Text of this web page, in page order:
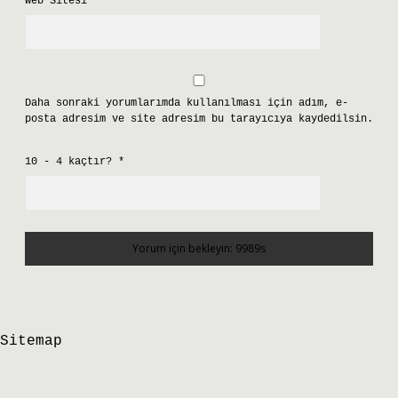
Daha sonraki yorumlarımda kullanılması için adım, e-
posta adresim ve site adresim bu tarayıcıya kaydedilsin.
10 - 4 kaçtır? *
Sitemap